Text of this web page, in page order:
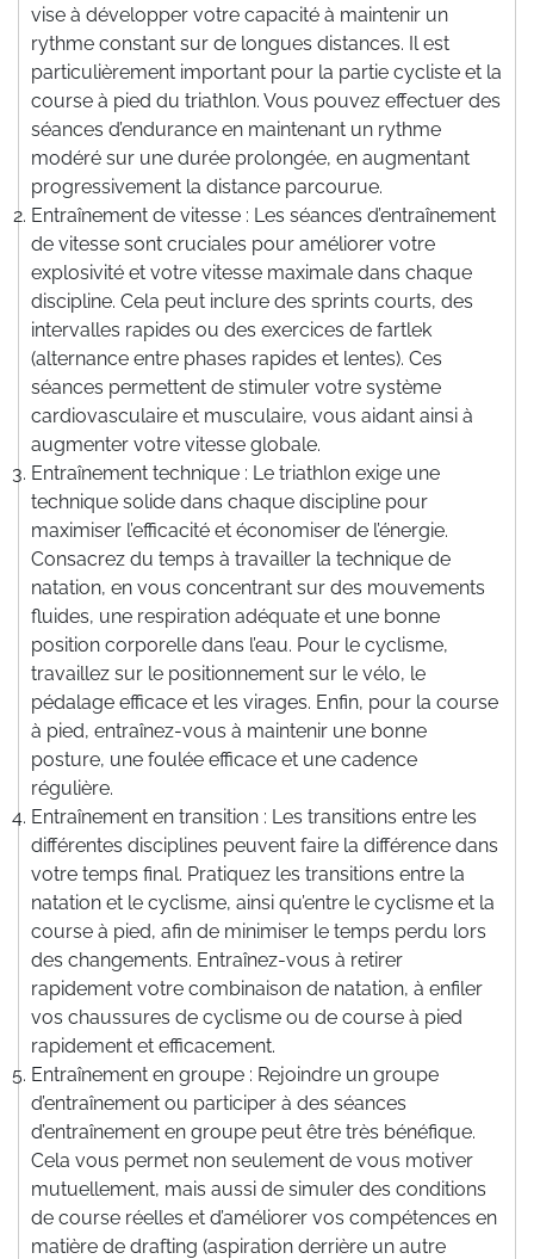
vise à développer votre capacité à maintenir un
rythme constant sur de longues distances. Il est
particulièrement important pour la partie cycliste et la
course à pied du triathlon. Vous pouvez effectuer des
séances d’endurance en maintenant un rythme
modéré sur une durée prolongée, en augmentant
progressivement la distance parcourue.
Entraînement de vitesse : Les séances d’entraînement
de vitesse sont cruciales pour améliorer votre
explosivité et votre vitesse maximale dans chaque
discipline. Cela peut inclure des sprints courts, des
intervalles rapides ou des exercices de fartlek
(alternance entre phases rapides et lentes). Ces
séances permettent de stimuler votre système
cardiovasculaire et musculaire, vous aidant ainsi à
augmenter votre vitesse globale.
Entraînement technique : Le triathlon exige une
technique solide dans chaque discipline pour
maximiser l’efficacité et économiser de l’énergie.
Consacrez du temps à travailler la technique de
natation, en vous concentrant sur des mouvements
fluides, une respiration adéquate et une bonne
position corporelle dans l’eau. Pour le cyclisme,
travaillez sur le positionnement sur le vélo, le
pédalage efficace et les virages. Enfin, pour la course
à pied, entraînez-vous à maintenir une bonne
posture, une foulée efficace et une cadence
régulière.
Entraînement en transition : Les transitions entre les
différentes disciplines peuvent faire la différence dans
votre temps final. Pratiquez les transitions entre la
natation et le cyclisme, ainsi qu’entre le cyclisme et la
course à pied, afin de minimiser le temps perdu lors
des changements. Entraînez-vous à retirer
rapidement votre combinaison de natation, à enfiler
vos chaussures de cyclisme ou de course à pied
rapidement et efficacement.
Entraînement en groupe : Rejoindre un groupe
d’entraînement ou participer à des séances
d’entraînement en groupe peut être très bénéfique.
Cela vous permet non seulement de vous motiver
mutuellement, mais aussi de simuler des conditions
de course réelles et d’améliorer vos compétences en
matière de drafting (aspiration derrière un autre